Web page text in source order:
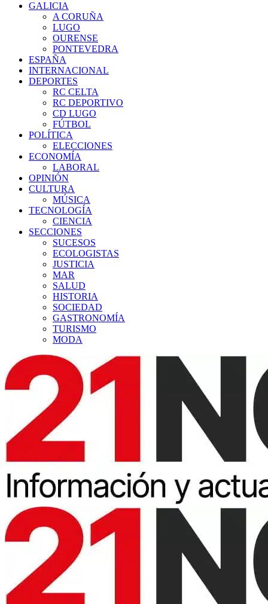
GALICIA
A CORUÑA
LUGO
OURENSE
PONTEVEDRA
ESPAÑA
INTERNACIONAL
DEPORTES
RC CELTA
RC DEPORTIVO
CD LUGO
FÚTBOL
POLÍTICA
ELECCIONES
ECONOMÍA
LABORAL
OPINIÓN
CULTURA
MÚSICA
TECNOLOGÍA
CIENCIA
SECCIONES
SUCESOS
ECOLOGISTAS
JUSTICIA
MAR
SALUD
HISTORIA
SOCIEDAD
GASTRONOMÍA
TURISMO
MODA